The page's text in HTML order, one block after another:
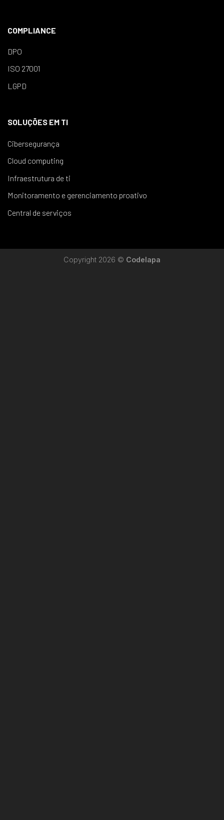
COMPLIANCE
DPO
ISO 27001
LGPD
SOLUÇÕES EM TI
Cibersegurança
Cloud computing
Infraestrutura de ti
Monitoramento e gerenciamento proativo
Central de serviços
Copyright 2026 © Codelapa